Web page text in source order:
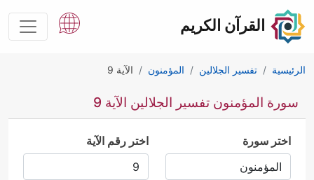
القرآن الكريم
الرئيسية تفسير الجلالين المؤمنون الآية 9
سورة المؤمنون تفسير الجلالين الآية 9
اختر سورة اختر رقم الآية